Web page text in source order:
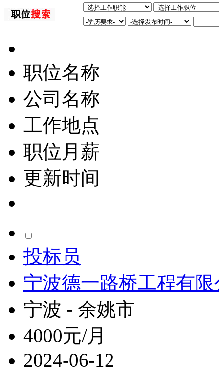
职位名称
公司名称
工作地点
职位月薪
更新时间
投标员
宁波德一路桥工程有限
宁波 - 余姚市
4000元/月
2024-06-12